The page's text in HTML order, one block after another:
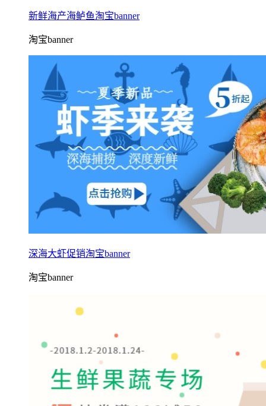
新鲜海产海鲈鱼淘宝banner
淘宝banner
深海大虾促销淘宝banner
淘宝banner